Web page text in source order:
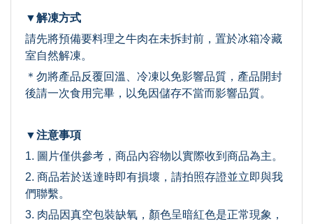
▼解凍方式
請先將預備要料理之牛肉在未拆封前，置於冰箱冷藏
室自然解凍。
＊勿將產品反覆回溫、冷凍以免影響品質，產品開封
後請一次食用完畢，以免因儲存不當而影響品質。
▼注意事項
1. 圖片僅供參考，商品內容物以實際收到商品為主。
2. 商品若於送達時即有損壞，請拍照存證並立即與我
們聯繫。
3. 肉品因真空包裝缺氧，顏色呈暗紅色是正常現象，